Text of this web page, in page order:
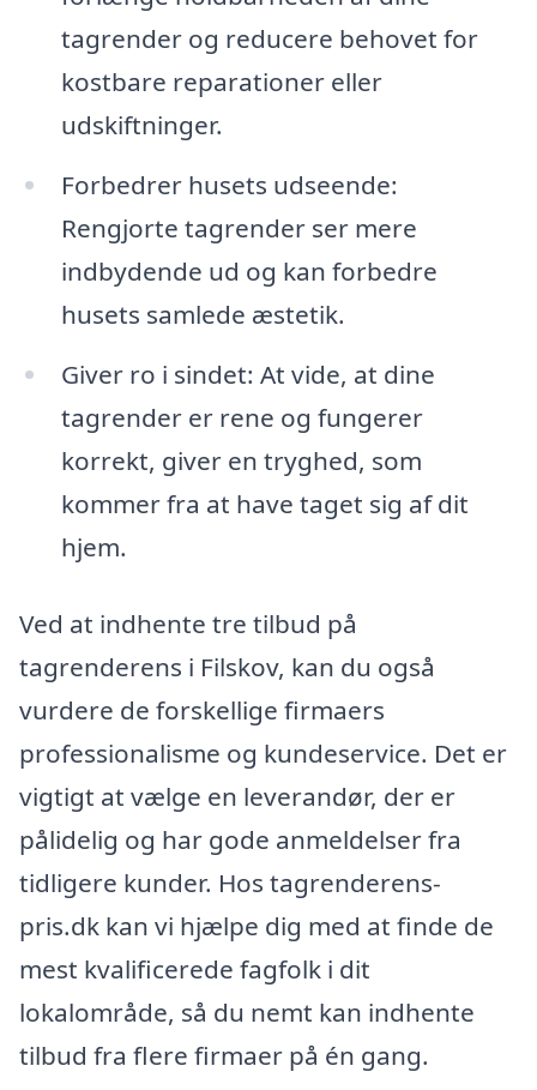
tagrender og reducere behovet for
kostbare reparationer eller
udskiftninger.
Forbedrer husets udseende:
Rengjorte tagrender ser mere
indbydende ud og kan forbedre
husets samlede æstetik.
Giver ro i sindet: At vide, at dine
tagrender er rene og fungerer
korrekt, giver en tryghed, som
kommer fra at have taget sig af dit
hjem.
Ved at indhente tre tilbud på
tagrenderens i Filskov, kan du også
vurdere de forskellige firmaers
professionalisme og kundeservice. Det er
vigtigt at vælge en leverandør, der er
pålidelig og har gode anmeldelser fra
tidligere kunder. Hos tagrenderens-
pris.dk kan vi hjælpe dig med at finde de
mest kvalificerede fagfolk i dit
lokalområde, så du nemt kan indhente
tilbud fra flere firmaer på én gang.